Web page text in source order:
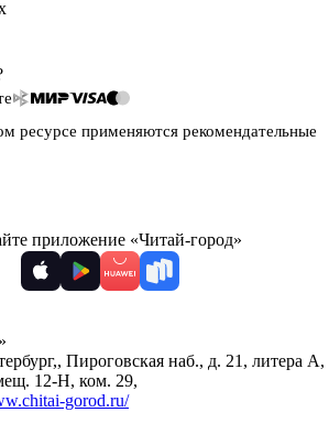
ресурсе применяются рекомендательные
приложение «Читай-город»
, Пироговская наб., д. 21, литера А,
12-Н, ком. 29,
gorod.ru/